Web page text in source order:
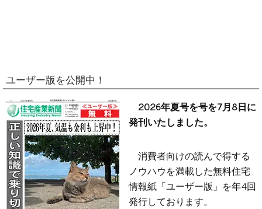
ユーザー版を公開中！
2026年夏号を号を7月8日に
発刊いたしました。
消費者向けの読んで得する
ノウハウを満載した無料住宅
情報紙「ユーザー版」を年4回
発行しております。